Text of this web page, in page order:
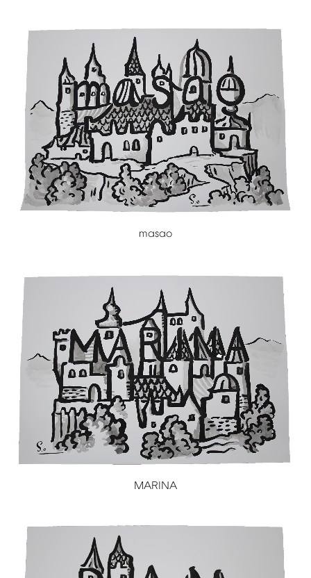
masao
MARINA